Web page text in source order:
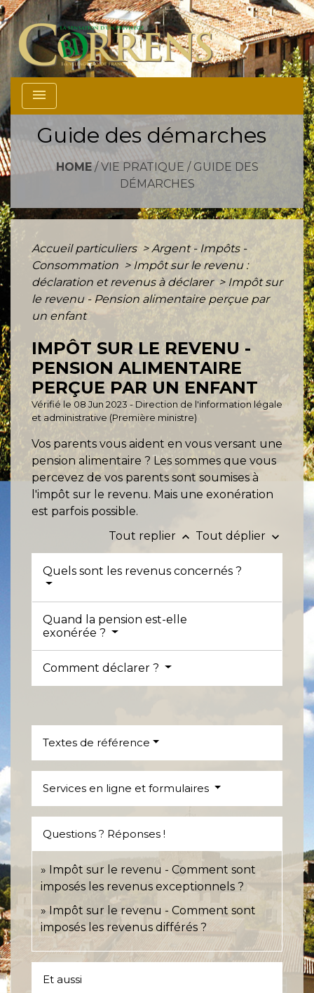
menu
Guide des démarches
HOME/ VIE PRATIQUE / GUIDE DES
DÉMARCHES
Accueil particuliers > Argent - Impôts -
Consommation > Impôt sur le revenu :
déclaration et revenus à déclarer > Impôt sur
le revenu - Pension alimentaire perçue par
un enfant
IMPÔT SUR LE REVENU -
PENSION ALIMENTAIRE
PERÇUE PAR UN ENFANT
Vérifié le 08 Jun 2023 - Direction de l'information légale
et administrative (Première ministre)
Vos parents vous aident en vous versant une
pension alimentaire ? Les sommes que vous
percevez de vos parents sont soumises à
l'impôt sur le revenu. Mais une exonération
est parfois possible.
Tout replier keyboard_arrow_up Tout déplier keyboard_arrow_down
Quels sont les revenus concernés ?
Quand la pension est-elle
exonérée ?
Comment déclarer ?
Textes de référence
Services en ligne et formulaires
Questions ? Réponses !
Impôt sur le revenu - Comment sont
imposés les revenus exceptionnels ?
Impôt sur le revenu - Comment sont
imposés les revenus différés ?
Et aussi